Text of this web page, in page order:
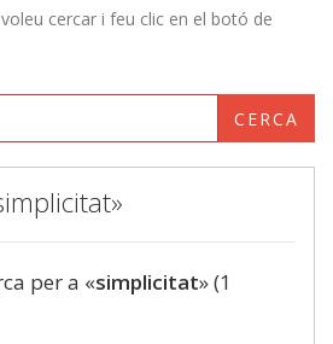
cercar i feu clic en el botó de
CERCA
per a «simplicitat» (1